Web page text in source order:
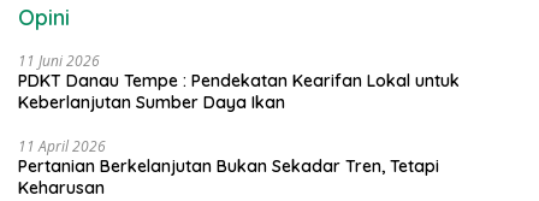
Opini
11 Juni 2026
PDKT Danau Tempe : Pendekatan Kearifan Lokal untuk
Keberlanjutan Sumber Daya Ikan
11 April 2026
Pertanian Berkelanjutan Bukan Sekadar Tren, Tetapi
Keharusan